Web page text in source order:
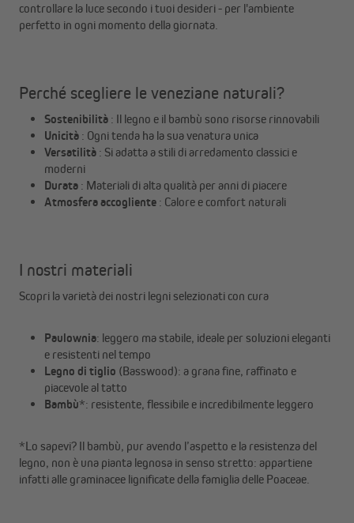
controllare la luce secondo i tuoi desideri - per l'ambiente
perfetto in ogni momento della giornata.
Perché scegliere le veneziane naturali?
Sostenibilità : Il legno e il bambù sono risorse rinnovabili
Unicità : Ogni tenda ha la sua venatura unica
Versatilità : Si adatta a stili di arredamento classici e
moderni
Durata : Materiali di alta qualità per anni di piacere
Atmosfera accogliente : Calore e comfort naturali
I nostri materiali
Scopri la varietà dei nostri legni selezionati con cura
Paulownia: leggero ma stabile, ideale per soluzioni eleganti
e resistenti nel tempo
Legno di tiglio (Basswood): a grana fine, raffinato e
piacevole al tatto
Bambù*: resistente, flessibile e incredibilmente leggero
*Lo sapevi? Il bambù, pur avendo l’aspetto e la resistenza del
legno, non è una pianta legnosa in senso stretto: appartiene
infatti alle graminacee lignificate della famiglia delle Poaceae.